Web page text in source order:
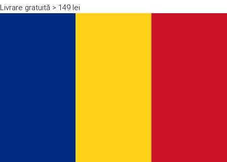
Livrare gratuită > 149 lei